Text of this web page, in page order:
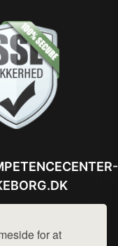
for at
hej@want.dk